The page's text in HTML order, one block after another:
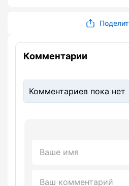
Комментарии
Комментариев пока нет